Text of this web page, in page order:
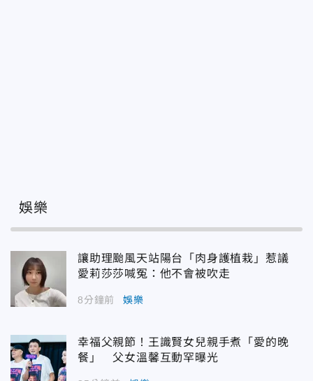
娛樂
讓助理颱風天站陽台「肉身護植栽」惹議
愛莉莎莎喊冤：他不會被吹走
8分鐘前 娛樂
幸福父親節！王識賢女兒親手煮「愛的晚
餐」 父女溫馨互動罕曝光